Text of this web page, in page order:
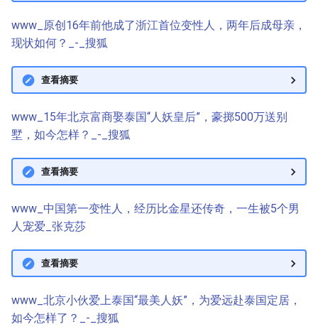
www_原创16年前他成了浙江首位变性人，两年后成母亲，
现状如何？_-_搜狐
查看摘要
www_15年北京富商娶泰国“人妖皇后”，豪掷500万送别
墅，如今怎样？_-_搜狐
查看摘要
www_中国第一变性人，经历比金星还传奇，一生被5个男
人宠爱_张克莎
查看摘要
www_北京小伙爱上泰国“最美人妖”，为爱远赴泰国定居，
如今怎样了？_-_搜狐